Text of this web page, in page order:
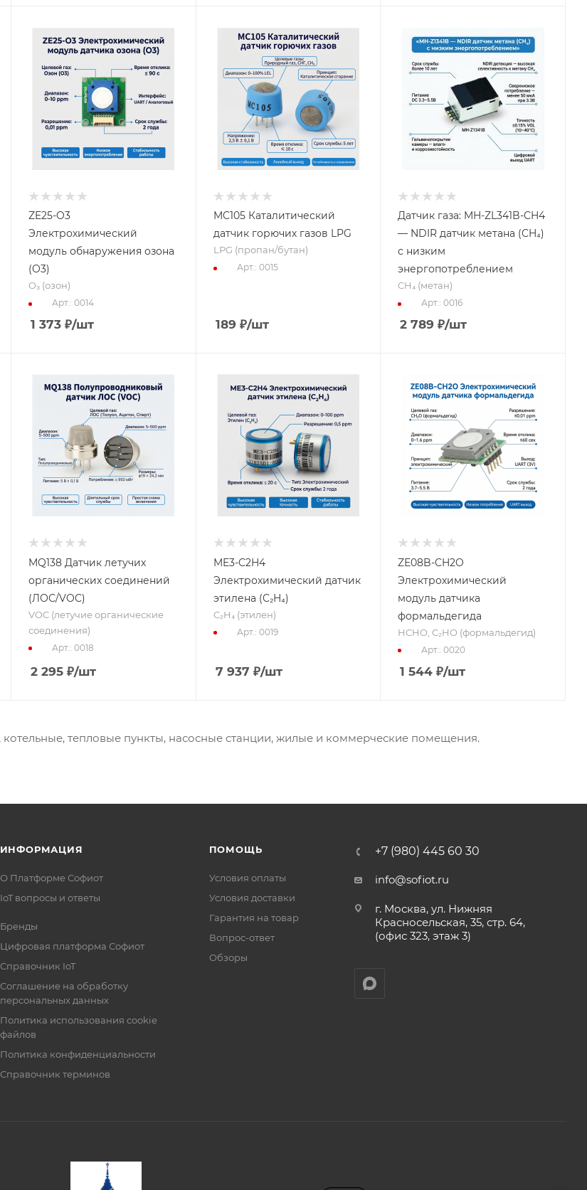
ZE25-O3
Электрохимический
модуль обнаружения озона
(O3)
O₃ (озон)
Арт.: 0014
1 373₽/шт
MC105 Каталитический
датчик горючих газов LPG
LPG (пропан/бутан)
Арт.: 0015
189 ₽/шт
Датчик газа: MH-ZL341B-CH4
— NDIR датчик метана (CH₄)
с низким
энергопотреблением
CH₄ (метан)
Арт.: 0016
2 789 ₽/шт
MQ138 Датчик летучих
органических соединений
(ЛОС/VOC)
VOC (летучие органические
соединения)
Арт.: 0018
2 295₽/шт
ME3-C2H4
Электрохимический датчик
этилена (C₂H₄)
C₂H₄ (этилен)
Арт.: 0019
7 937 ₽/шт
ZE08B-CH2O
Электрохимический
модуль датчика
формальдегида
HCHO, C₂HO (формальдегид)
Арт.: 0020
1 544 ₽/шт
тепловые пункты, насосные станции, жилые и коммерческие помещения.
ИНФОРМАЦИЯ
О Платформе Софиот
IoT вопросы и ответы
Бренды
Цифровая платформа Софиот
Справочник IoT
Соглашение на обработку
персональных данных
Политика использования cookie
файлов
Политика конфиденциальности
Справочник терминов
ПОМОЩЬ
Условия оплаты
Условия доставки
Гарантия на товар
Вопрос-ответ
Обзоры
+7 (980) 445 60 30
info@sofiot.ru
г. Москва, ул. Нижняя
Красносельская, 35, стр. 64,
(офис 323, этаж 3)